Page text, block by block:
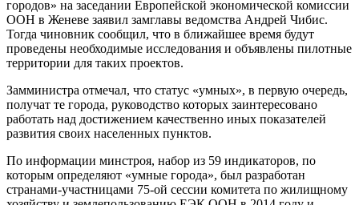
городов» на заседании Европейской экономической комиссии
ООН в Женеве заявил замглавы ведомства Андрей Чибис.
Тогда чиновник сообщил, что в ближайшее время будут
проведены необходимые исследования и объявлены пилотные
территории для таких проектов.
Замминистра отмечал, что статус «умных», в первую очередь,
получат те города, руководство которых заинтересовано
работать над достижением качественно иных показателей
развития своих населенных пунктов.
По информации минстроя, набор из 59 индикаторов, по
которым определяют «умные города», был разработан
странами-участницами 75-ой сессии комитета по жилищному